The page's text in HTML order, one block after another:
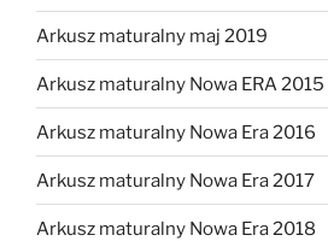
Arkusz maturalny maj 2019
Arkusz maturalny Nowa ERA 2015
Arkusz maturalny Nowa Era 2016
Arkusz maturalny Nowa Era 2017
Arkusz maturalny Nowa Era 2018